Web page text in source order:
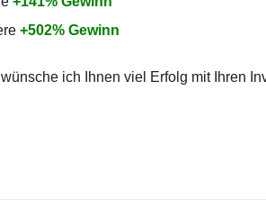
+502% Gewinn
ich Ihnen viel Erfolg mit Ihren